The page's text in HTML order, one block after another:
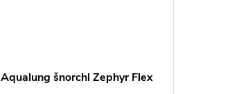
Aqualung šnorchl Zephyr Flex